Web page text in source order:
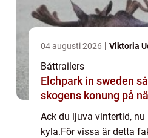
04 augusti 2026 Viktoria
Båttrailers
Elchpark in sweden så upplevs
skogens konung på
Ack du ljuva vintertid,
kyla.För vissa är detta